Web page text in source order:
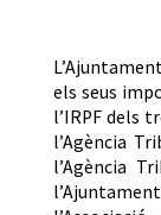
els seus
l’IRPF dels
l’Agència
l’Agència